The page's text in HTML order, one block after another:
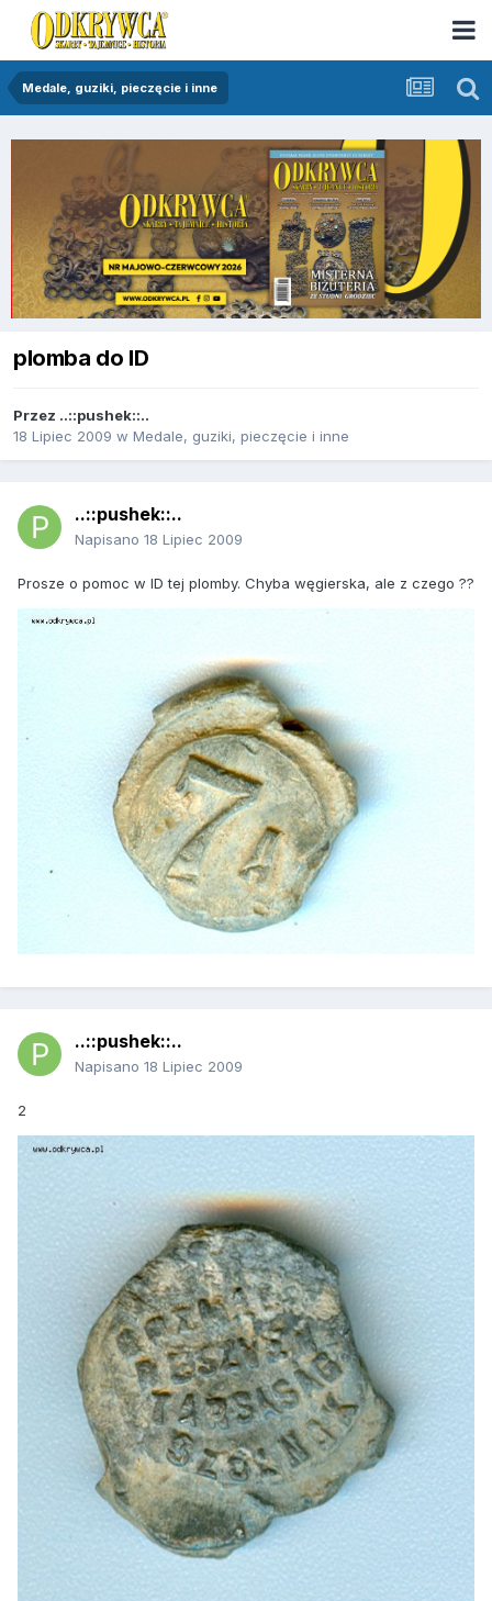
Medale, guziki, pieczęcie i inne
plomba do ID
Przez ..::pushek::..
18 Lipiec 2009 w Medale, guziki, pieczęcie i inne
..::pushek::..
Napisano 18 Lipiec 2009
Prosze o pomoc w ID tej plomby. Chyba węgierska, ale z czego ??
..::pushek::..
Napisano 18 Lipiec 2009
2